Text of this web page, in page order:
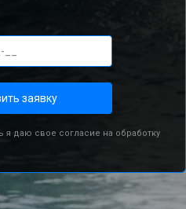
заявку
я даю свое согласие на обработку